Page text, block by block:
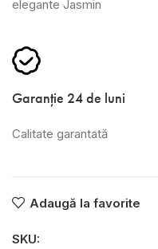
elegante Jasmin
Garanție 24 de luni
Calitate garantată
Adaugă la favorite
SKU: